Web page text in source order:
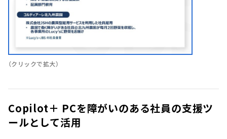
（クリックで拡大）
Copilot＋ PCを障がいのある社員の支援ツ
ールとして活用